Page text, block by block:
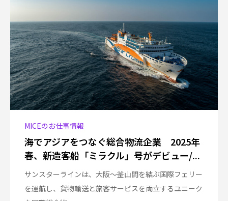
MICEのお仕事情報
海でアジアをつなぐ総合物流企業 2025年
春、新造客船「ミラクル」号がデビュー/...
サンスターラインは、大阪〜釜山間を結ぶ国際フェリー
を運航し、貨物輸送と旅客サービスを両立するユニーク